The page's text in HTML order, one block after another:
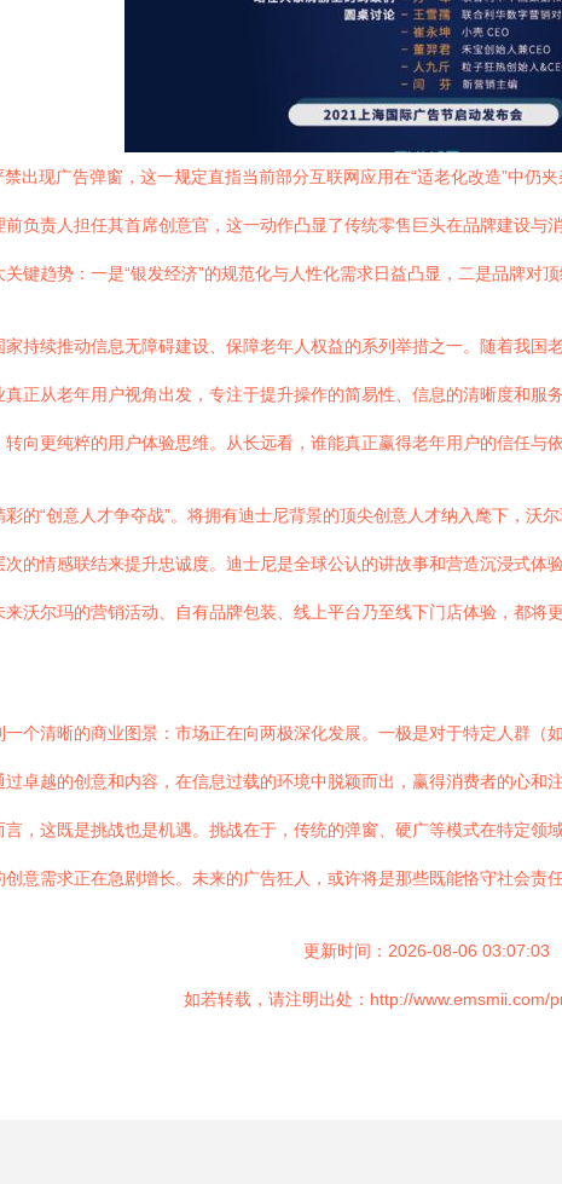
出现广告弹窗，这一规定直指当前部分互联网应用在“适老化改造”中
负责人担任其首席创意官，这一动作凸显了传统零售巨头在品牌建设
键趋势：一是“银发经济”的规范化与人性化需求日益凸显，二是品牌对
持续推动信息无障碍建设、保障老年人权益的系列举措之一。随着我国
正从老年用户视角出发，专注于提升操作的简易性、信息的清晰度和
向更纯粹的用户体验思维。从长远看，谁能真正赢得老年用户的信任与
的“创意人才争夺战”。将拥有迪士尼背景的顶尖创意人才纳入麾下，
的情感联结来提升忠诚度。迪士尼是全球公认的讲故事和营造沉浸式
沃尔玛的营销活动、自有品牌包装、线上平台乃至线下门店体验，都
个清晰的商业图景：市场正在向两极深化发展。一极是对于特定人群
卓越的创意和内容，在信息过载的环境中脱颖而出，赢得消费者的心
，这既是挑战也是机遇。挑战在于，传统的弹窗、硬广等模式在特定
意需求正在急剧增长。未来的广告狂人，或许将是那些既能恪守社会责
更新时间：2026-08-06 03:07:03
如若转载，请注明出处：http://www.emsmii.com/